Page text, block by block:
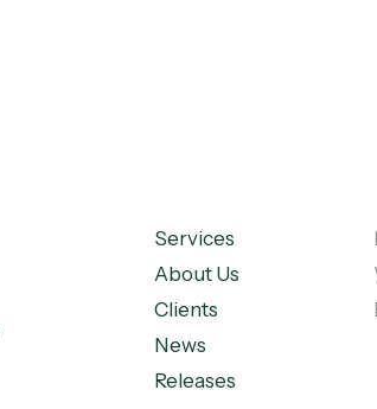
Services
About Us
Clients
News
Releases